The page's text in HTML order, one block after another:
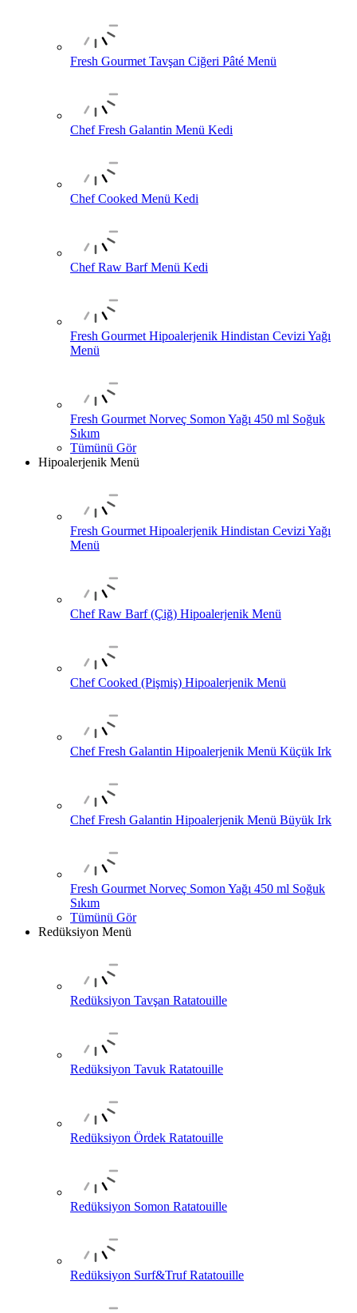
Fresh Gourmet Tavşan Ciğeri Pâté Menü
Chef Fresh Galantin Menü Kedi
Chef Cooked Menü Kedi
Chef Raw Barf Menü Kedi
Fresh Gourmet Hipoalerjenik Hindistan Cevizi Yağı
Menü
Fresh Gourmet Norveç Somon Yağı 450 ml Soğuk
Sıkım
Tümünü Gör
Hipoalerjenik Menü
Fresh Gourmet Hipoalerjenik Hindistan Cevizi Yağı
Menü
Chef Raw Barf (Çiğ) Hipoalerjenik Menü
Chef Cooked (Pişmiş) Hipoalerjenik Menü
Chef Fresh Galantin Hipoalerjenik Menü Küçük Irk
Chef Fresh Galantin Hipoalerjenik Menü Büyük Irk
Fresh Gourmet Norveç Somon Yağı 450 ml Soğuk
Sıkım
Tümünü Gör
Redüksiyon Menü
Redüksiyon Tavşan Ratatouille
Redüksiyon Tavuk Ratatouille
Redüksiyon Ördek Ratatouille
Redüksiyon Somon Ratatouille
Redüksiyon Surf&Truf Ratatouille